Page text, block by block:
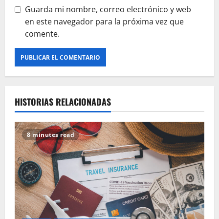
Guarda mi nombre, correo electrónico y web
en este navegador para la próxima vez que
comente.
HISTORIAS RELACIONADAS
8 minutes read